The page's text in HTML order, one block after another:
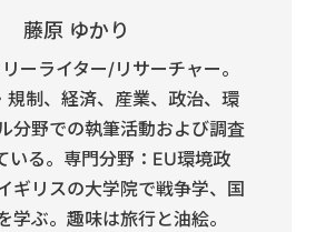
藤原 ゆかり
ーライター/リサーチャー。
規制、経済、産業、政治、環
分野での執筆活動および調査
いる。専門分野：EU環境政
ギリスの大学院で戦争学、国
学ぶ。趣味は旅行と油絵。